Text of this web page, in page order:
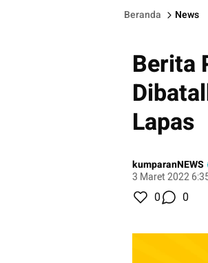
Beranda News
Berita
Lapas
kumparanNEWS
3 Maret 2022
0 0